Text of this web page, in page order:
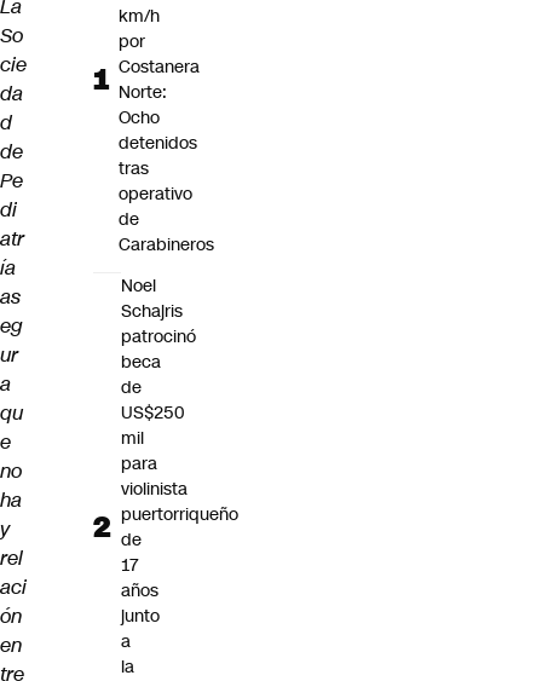
La
So
cie
da
d
de
Pe
di
atr
ía
as
eg
ur
a
qu
e
no
ha
y
rel
aci
ón
en
tre
km/h
por
Costanera
Norte:
Ocho
detenidos
tras
operativo
de
Carabineros
Noel
Schajris
patrocinó
beca
de
US$250
mil
para
violinista
puertorriqueño
de
17
años
junto
a
la